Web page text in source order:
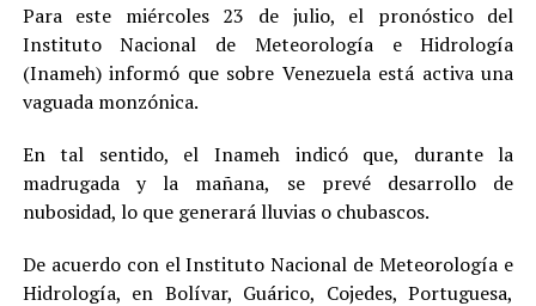
Para este miércoles 23 de julio, el pronóstico del
Instituto Nacional de Meteorología e Hidrología
(Inameh) informó que sobre Venezuela está activa una
vaguada monzónica.
En tal sentido, el Inameh indicó que, durante la
madrugada y la mañana, se prevé desarrollo de
nubosidad, lo que generará lluvias o chubascos.
De acuerdo con el Instituto Nacional de Meteorología e
Hidrología, en Bolívar, Guárico, Cojedes, Portuguesa,